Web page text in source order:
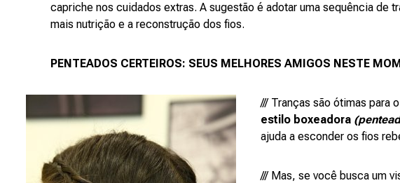
capriche nos cuidados extras. A sugestão é adotar uma sequência de
mais nutrição e a reconstrução dos fios.
PENTEADOS CERTEIROS: SEUS MELHORES AMIGOS NESTE
/// Tranças são ótimas para
estilo boxeadora
ajuda a esconder os fios
/// Mas, se você busca um